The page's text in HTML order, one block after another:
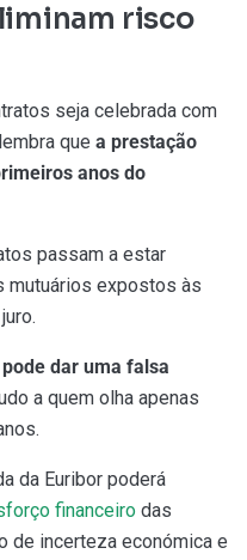
risco
seja celebrada com
que a prestação
anos do
passam a estar
mutuários expostos às
dar uma falsa
a quem olha apenas
da Euribor poderá
financeiro das
de incerteza económica e